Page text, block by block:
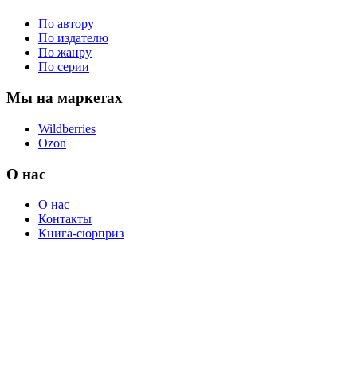
По автору
По издателю
По жанру
По серии
Мы на маркетах
Wildberries
Ozon
О нас
О нас
Контакты
Книга-сюрприз